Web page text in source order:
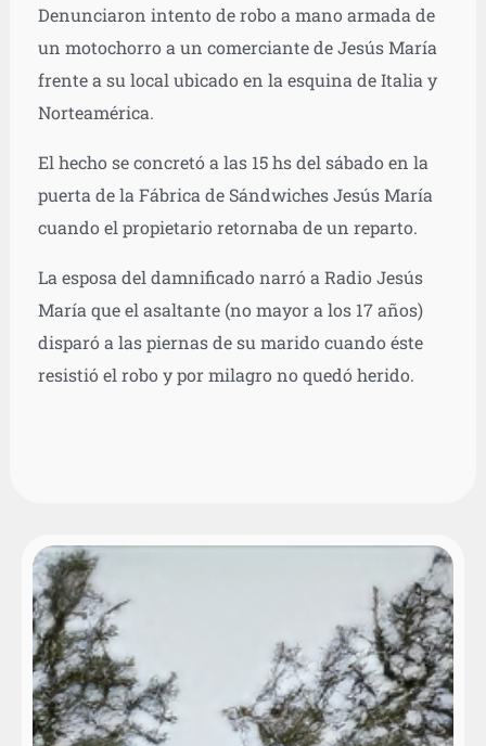
Denunciaron intento de robo a mano armada de
un motochorro a un comerciante de Jesús María
frente a su local ubicado en la esquina de Italia y
Norteamérica.
El hecho se concretó a las 15 hs del sábado en la
puerta de la Fábrica de Sándwiches Jesús María
cuando el propietario retornaba de un reparto.
La esposa del damnificado narró a Radio Jesús
María que el asaltante (no mayor a los 17 años)
disparó a las piernas de su marido cuando éste
resistió el robo y por milagro no quedó herido.